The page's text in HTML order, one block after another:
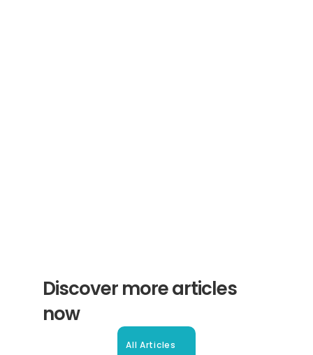
Discover more articles
now
All Articles